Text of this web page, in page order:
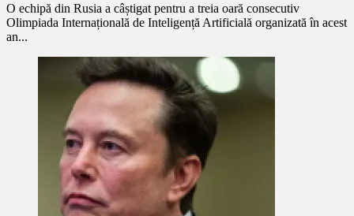
O echipă din Rusia a câștigat pentru a treia oară consecutiv
Olimpiada Internațională de Inteligență Artificială organizată în acest
an...